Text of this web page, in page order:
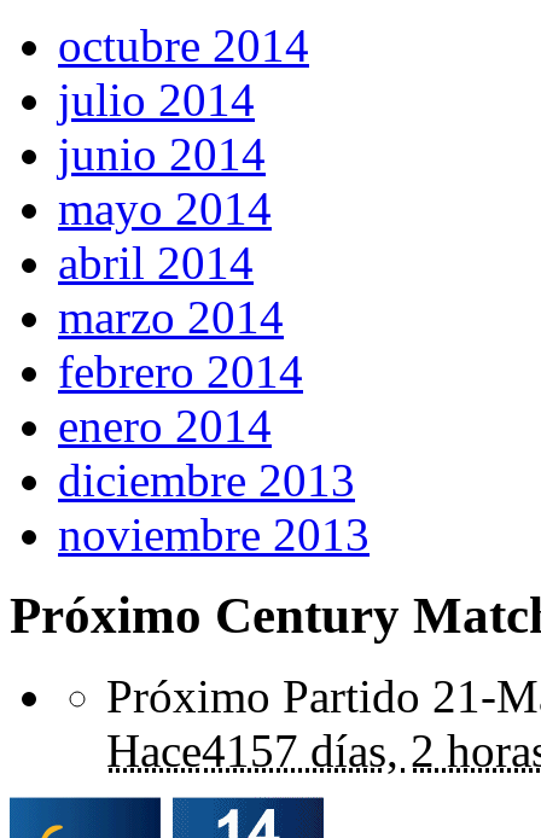
octubre 2014
julio 2014
junio 2014
mayo 2014
abril 2014
marzo 2014
febrero 2014
enero 2014
diciembre 2013
noviembre 2013
Próximo Century
Próximo Partido 21-
Hace4157 días, 2